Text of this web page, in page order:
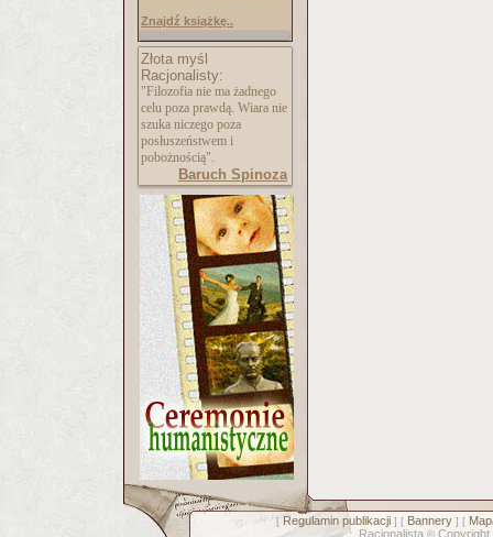
Znajdź książkę..
Złota myśl
Racjonalisty:
"Filozofia nie ma żadnego
celu poza prawdą. Wiara nie
szuka niczego poza
posłuszeństwem i
pobożnością".
Baruch Spinoza
[ Regulamin publikacji] [ Bannery] [
Racjonalista © Copyright